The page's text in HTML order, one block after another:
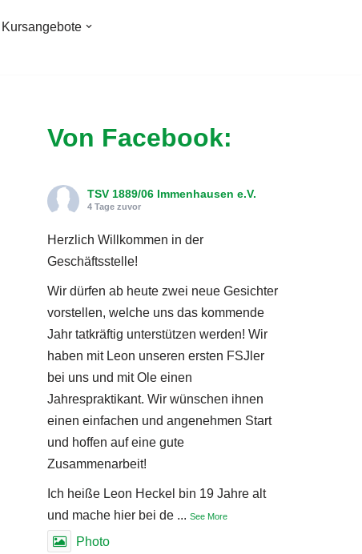
Kursangebote
Von Facebook:
TSV 1889/06 Immenhausen e.V.
4 Tage zuvor
Herzlich Willkommen in der
Geschäftsstelle!
Wir dürfen ab heute zwei neue Gesichter
vorstellen, welche uns das kommende
Jahr tatkräftig unterstützen werden! Wir
haben mit Leon unseren ersten FSJler
bei uns und mit Ole einen
Jahrespraktikant. Wir wünschen ihnen
einen einfachen und angenehmen Start
und hoffen auf eine gute
Zusammenarbeit!
Ich heiße Leon Heckel bin 19 Jahre alt
und mache hier bei de ... See More
Photo